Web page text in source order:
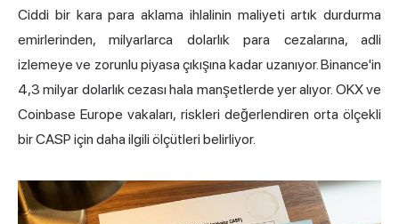
Ciddi bir kara para aklama ihlalinin maliyeti artık durdurma
emirlerinden, milyarlarca dolarlık para cezalarına, adli
izlemeye ve zorunlu piyasa çıkışına kadar uzanıyor. Binance'in
4,3 milyar dolarlık cezası hala manşetlerde yer alıyor. OKX ve
Coinbase Europe vakaları, riskleri değerlendiren orta ölçekli
bir CASP için daha ilgili ölçütleri belirliyor.